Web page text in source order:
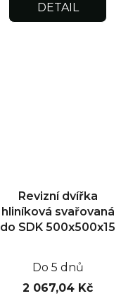
DETAIL
Revizní dvířka
hliníková svařovaná
do SDK 500x500x15
Do 5 dnů
2 067,04 Kč